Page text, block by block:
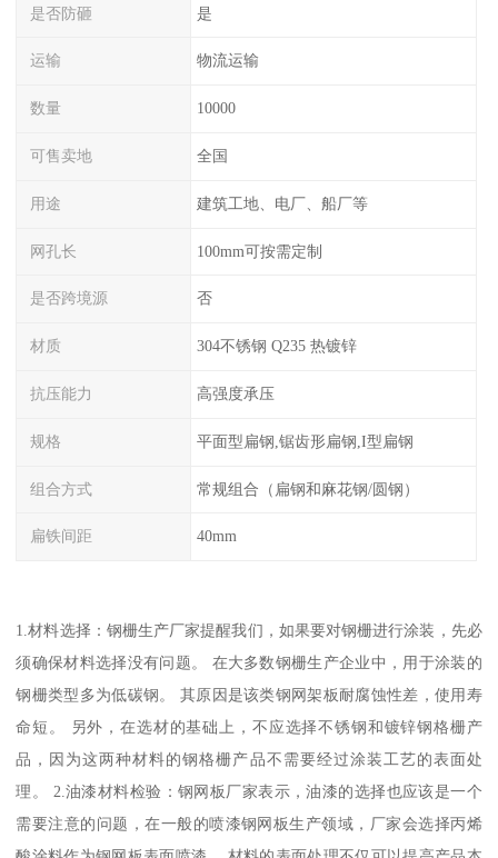
是否防砸 是
运输 物流运输
数量 10000
可售卖地 全国
用途 建筑工地、电厂、船厂等
网孔长 100mm可按需定制
是否跨境源 否
材质 304不锈钢 Q235 热镀锌
抗压能力 高强度承压
规格 平面型扁钢,锯齿形扁钢,I型扁钢
组合方式 常规组合（扁钢和麻花钢/圆钢）
扁铁间距 40mm
1.材料选择：钢栅生产厂家提醒我们，如果要对钢栅进行涂装，先必
须确保材料选择没有问题。 在大多数钢栅生产企业中，用于涂装的
钢栅类型多为低碳钢。 其原因是该类钢网架板耐腐蚀性差，使用寿
命短。 另外，在选材的基础上，不应选择不锈钢和镀锌钢格栅产
品，因为这两种材料的钢格栅产品不需要经过涂装工艺的表面处
理。 2.油漆材料检验：钢网板厂家表示，油漆的选择也应该是一个
需要注意的问题，在一般的喷漆钢网板生产领域，厂家会选择丙烯